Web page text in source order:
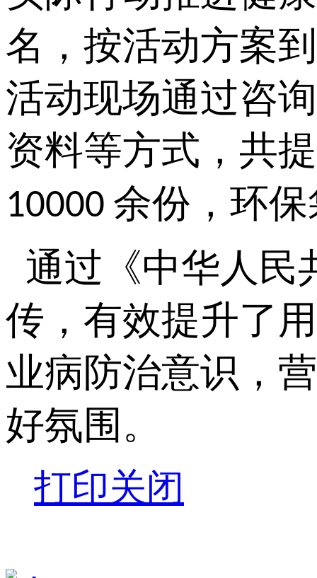
名，按活动方案
活动现场通过咨
资料等方式，共
10000 余份，环保
通过《中华人民
传，有效提升了
业病防治意识，
好氛围。
打印关闭